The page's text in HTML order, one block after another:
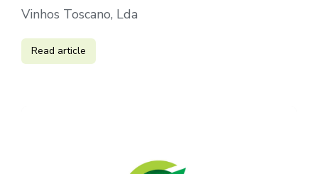
Vinhos Toscano, Lda
Read article